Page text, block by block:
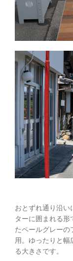
おとずれ通り沿い
ターに囲まれる形
たペールグレーの
用。ゆったりと幅
る大きさです。